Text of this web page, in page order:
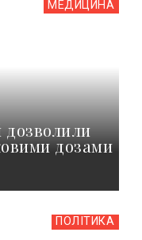
МЕДИЦИНА
дозволили
дозами
ПОЛІТИКА